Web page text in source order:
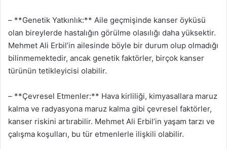
– **Genetik Yatkınlık:** Aile geçmişinde kanser öyküsü
olan bireylerde hastalığın görülme olasılığı daha yüksektir.
Mehmet Ali Erbil’in ailesinde böyle bir durum olup olmadığı
bilinmemektedir, ancak genetik faktörler, birçok kanser
türünün tetikleyicisi olabilir.
– **Çevresel Etmenler:** Hava kirliliği, kimyasallara maruz
kalma ve radyasyona maruz kalma gibi çevresel faktörler,
kanser riskini artırabilir. Mehmet Ali Erbil’in yaşam tarzı ve
çalışma koşulları, bu tür etmenlerle ilişkili olabilir.